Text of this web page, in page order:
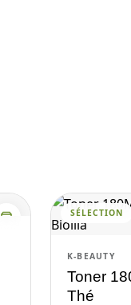
SÉLECTION
K-BEAUTY
Toner
Thé